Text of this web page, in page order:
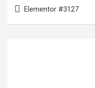
Elementor #3127